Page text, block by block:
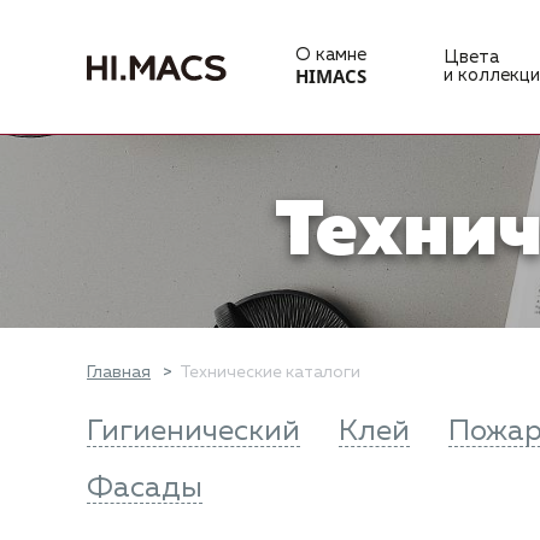
О камне
HIMACS
Цвета
и
Главная Технические каталоги
Гигиенический Клей
Фасады